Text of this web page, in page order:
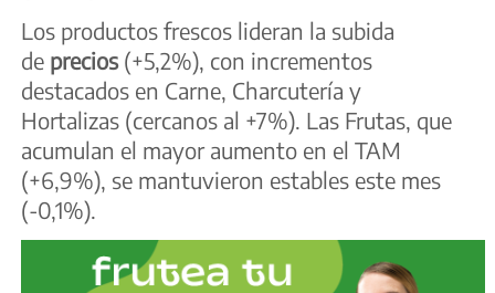
Los productos frescos lideran la subida
de precios (+5,2%), con incrementos
destacados en Carne, Charcutería y
Hortalizas (cercanos al +7%). Las Frutas, que
acumulan el mayor aumento en el TAM
(+6,9%), se mantuvieron estables este mes
(-0,1%).